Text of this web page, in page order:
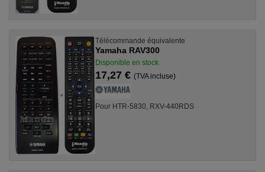
Télécommande équivalente
Yamaha RAV300
Disponible en stock
17,27 € (TVA incluse)
Pour HTR-5830, RXV-440RDS